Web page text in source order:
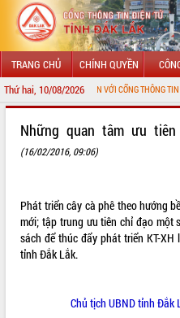
TRANG CHỦ CHÍNH QUYỀN
Thứ hai, 10/08/2026
MỪNG ĐẾN VỚI CỔNG THÔNG TIN ĐIỆN TỬ TỈNH
LÃNH ĐẠO UBND TỈNH
SỞ, BAN, NGÀNH
UBND CÁC XÃ, PHƯỜNG
Những quan tâm ưu
(16/02/2016, 09:06)
Phát triển cây cà phê theo hướng
mới; tập trung ưu tiên chỉ đạo một
sách để thúc đẩy phát triển KT-
tỉnh Đắk Lắk.
Chủ tịch UBND tỉnh Đắk